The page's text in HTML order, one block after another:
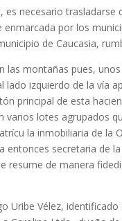
es necesario
por los
de Cauca­sia,
las montañas pues,
lado izquierdo de la vía
principal de esta
varios lotes agrupados
la inmobiliaria de la
entonces secretaria de
resume de manera
Uribe Vélez,